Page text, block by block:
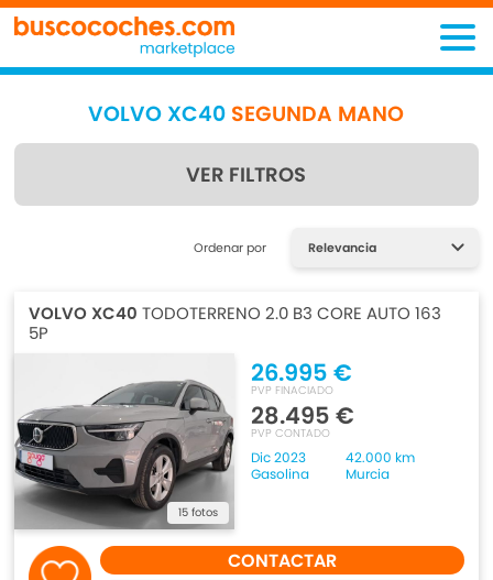
VOLVO XC40 SEGUNDA MANO
VER FILTROS
Encuentra lo que estás
Ordenar por
VOLVO XC40 TODOTERRENO 2.0 B3 CORE AUTO 163
5P
15 fotos
26.995 €
PVP FINACIADO
28.495 €
PVP CONTADO
Dic 2023
42.000 km
Gasolina
Murcia
CONTACTAR